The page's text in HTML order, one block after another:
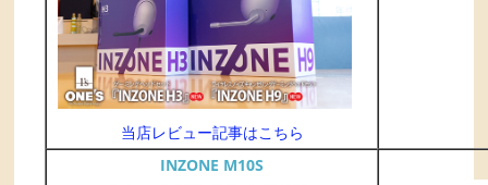
当店レビュー記事はこちら
INZONE M10S